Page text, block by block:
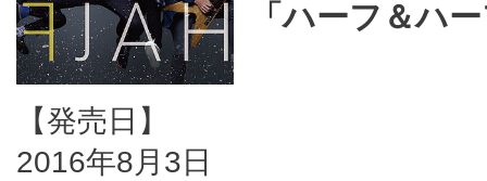
「ハーフ＆ハ
【発売日】
2016年8月3日